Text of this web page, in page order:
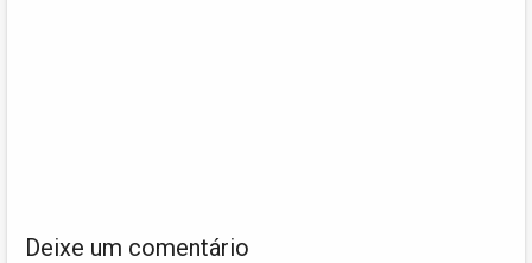
Deixe um comentário